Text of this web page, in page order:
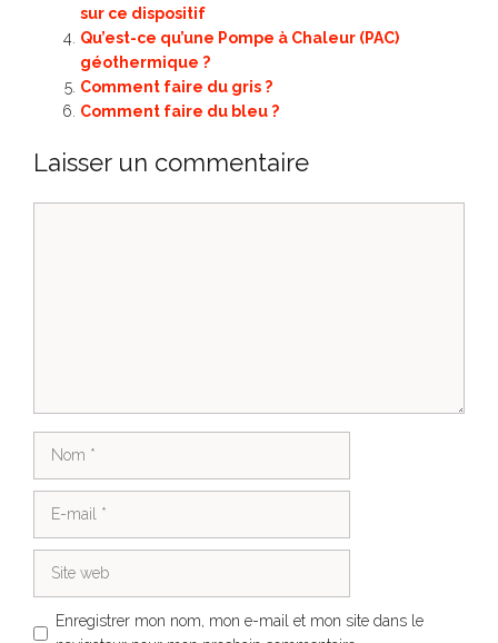
sur ce dispositif
Qu’est-ce qu’une Pompe à Chaleur (PAC)
géothermique ?
Comment faire du gris ?
Comment faire du bleu ?
Laisser un commentaire
Enregistrer mon nom, mon e-mail et mon site dans le